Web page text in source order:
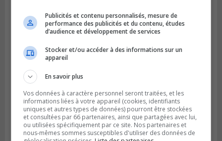
SAINT-HUBERT
Publié le 6 août 2026 à 09h39
Longueuil injecte 1,5 M$ pour moderniser
Publicités et contenu personnalisés, mesure de
performance des publicités et du contenu, études
d’audience et développement de services
Stocker et/ou accéder à des informations sur un
appareil
En savoir plus
Vos données à caractère personnel seront traitées, et les
informations liées à votre appareil (cookies, identifiants
uniques et autres types de données) pourront être stockées
et consultées par 66 partenaires, ainsi que partagées avec lui,
ou utilisées spécifiquement par ce site. Nos partenaires et
nous-mêmes sommes susceptibles d'utiliser des données de